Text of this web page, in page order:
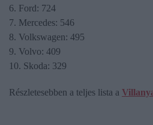
6. Ford: 724
7. Mercedes: 546
8. Volkswagen: 495
9. Volvo: 409
10. Skoda: 329
Részletesebben a teljes lista a